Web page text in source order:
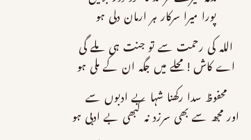
پورا میرا سرکار ہر ارمان دلی ہو
اللہ کی رحمت سے تو جنت ہی ملے گی
اے کاش ! محلے میں جگہ ان کے ملی ہو
محفوظ سدا رکھنا شہا بے ادبوں سے
اور مجھ سے بھی سرزد نہ کبھی بے ادبی ہو